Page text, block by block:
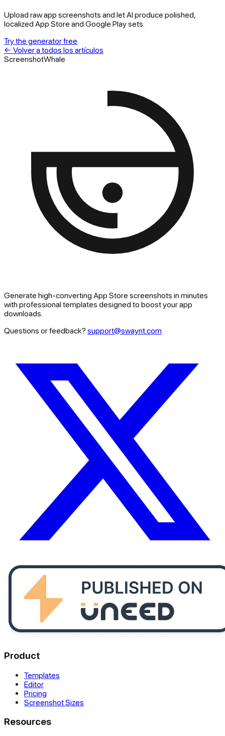
Upload raw app screenshots and let AI produce polished,
localized App Store and Google Play sets.
Try the generator free
← Volver a todos los artículos
ScreenshotWhale
Generate high-converting App Store screenshots in minutes
with professional templates designed to boost your app
downloads.
Questions or feedback? support@swaynt.com
Product
Templates
Editor
Pricing
Screenshot Sizes
Resources